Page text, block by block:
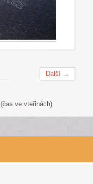
Další →
(čas ve vteřinách)